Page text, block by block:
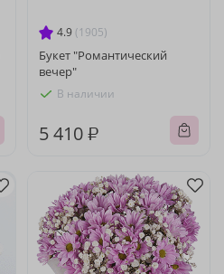
4.9 (1905)
Букет "Романтический
вечер"
В наличии
5 410 ₽